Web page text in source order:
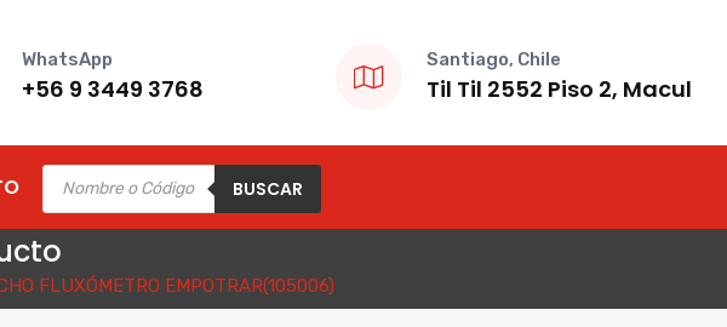
WhatsApp
+56 9 3449 3768
Santiago, Chile
Til Til 2552 Piso 2, Macul
Products
search
BUSCAR
FLUXÓMETRO EMPOTRAR(105006)